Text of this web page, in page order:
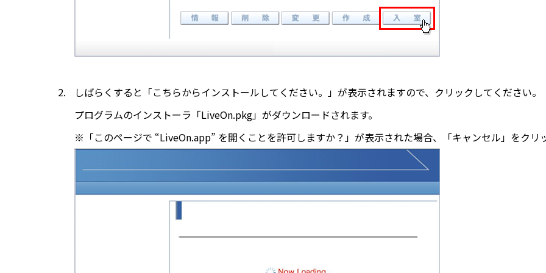
しばらくすると「こちらからインストールしてください。」が表示されますので、クリックしてください。
プログラムのインストーラ「LiveOn.pkg」がダウンロードされます。
※「このページで “LiveOn.app” を開くことを許可しますか？」が表示された場合、「キャンセル」をクリ